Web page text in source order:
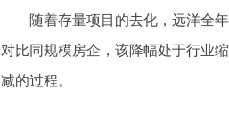
随着存量项目的去化，远洋全
对比同规模房企，该降幅处于行业
减的过程。